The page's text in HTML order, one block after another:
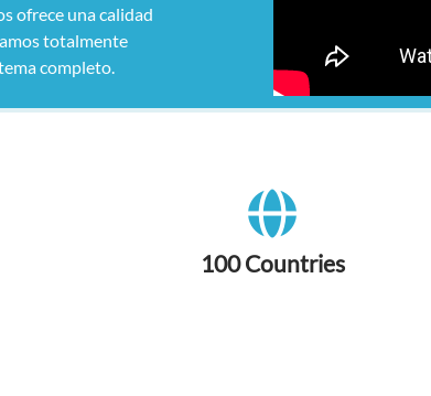
ofrece una calidad
totalmente
completo.
100 Countries